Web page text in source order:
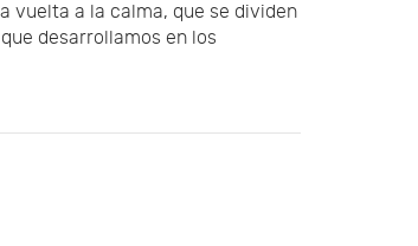
vuelta a la calma, que se dividen
desarrollamos en los